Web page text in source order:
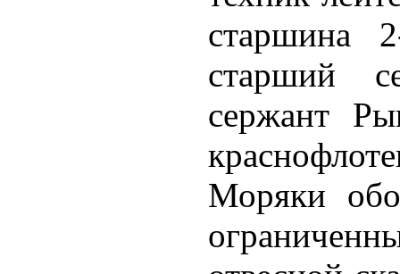
старшина
старший
сержант
Моряки